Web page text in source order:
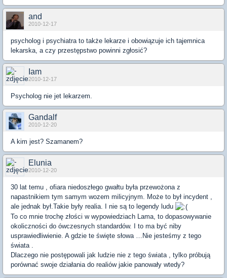
and
2010-12-17
psycholog i psychiatra to także lekarze i obowiązuje ich tajemnica
lekarska, a czy przestępstwo powinni zgłosić?
Iam
2010-12-17
Psycholog nie jet lekarzem.
Gandalf
2010-12-20
A kim jest? Szamanem?
Elunia
2010-12-20
30 lat temu , ofiara niedoszłego gwałtu była przewożona z
napastnikiem tym samym wozem milicyjnym. Może to był incydent ,
ale jednak był.Takie były realia. I nie są to legendy ludu
To co mnie trochę złości w wypowiedziach Lama, to dopasowywanie
okoliczności do ówczesnych standardów. I to ma być niby
usprawiedliwienie. A gdzie te święte słowa …Nie jesteśmy z tego
świata .
Dlaczego nie postępowali jak ludzie nie z tego świata , tylko próbują
porównać swoje działania do realiów jakie panowały wtedy?